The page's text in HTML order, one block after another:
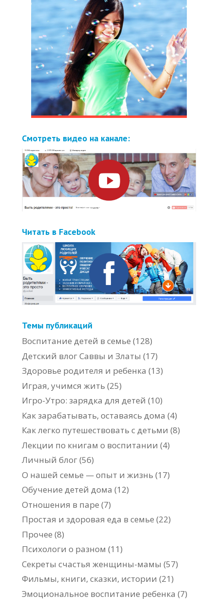
Смотреть видео на канале:
Читать в Facebook
Темы публикаций
Воспитание детей в семье (128)
Детский влог Саввы и Златы (17)
Здоровье родителя и ребенка (13)
Играя, учимся жить (25)
Игро-Утро: зарядка для детей (10)
Как зарабатывать, оставаясь дома (4)
Как легко путешествовать с детьми (8)
Лекции по книгам о воспитании (4)
Личный блог(56)
О нашей семье — опыт и жизнь (17)
Обучение детей дома (12)
Отношения в паре (7)
Простая и здоровая еда в семье (22)
Прочее (8)
Психологи о разном (11)
Секреты счастья женщины-мамы (57)
Фильмы, книги, сказки, истории (21)
Эмоциональное воспитание ребенка (7)